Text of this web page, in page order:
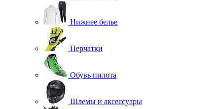
Нижнее белье
Перчатки
Обувь пилота
Шлемы и аксессуары